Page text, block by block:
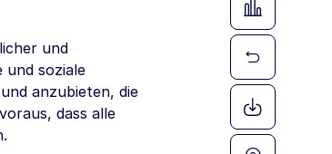
und
und soziale
anzubieten, die
dass alle